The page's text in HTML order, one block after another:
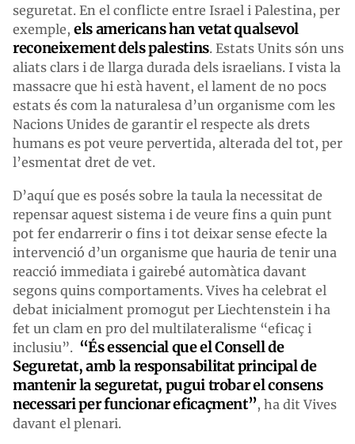
seguretat. En el conflicte entre Israel i Palestina, per
exemple, els americans han vetat qualsevol
reconeixement dels palestins. Estats Units són uns
aliats clars i de llarga durada dels israelians. I vista la
massacre que hi està havent, el lament de no pocs
estats és com la naturalesa d’un organisme com les
Nacions Unides de garantir el respecte als drets
humans es pot veure pervertida, alterada del tot, per
l’esmentat dret de vet.
D’aquí que es posés sobre la taula la necessitat de
repensar aquest sistema i de veure fins a quin punt
pot fer endarrerir o fins i tot deixar sense efecte la
intervenció d’un organisme que hauria de tenir una
reacció immediata i gairebé automàtica davant
segons quins comportaments. Vives ha celebrat el
debat inicialment promogut per Liechtenstein i ha
fet un clam en pro del multilateralisme “eficaç i
inclusiu”. “És essencial que el Consell de
Seguretat, amb la responsabilitat principal de
mantenir la seguretat, pugui trobar el consens
necessari per funcionar eficaçment”, ha dit Vives
davant el plenari.